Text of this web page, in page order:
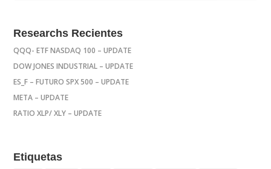
Researchs Recientes
QQQ- ETF NASDAQ 100 – UPDATE
DOW JONES INDUSTRIAL – UPDATE
ES_F – FUTURO SPX 500 – UPDATE
META – UPDATE
RATIO XLP/ XLY – UPDATE
Etiquetas